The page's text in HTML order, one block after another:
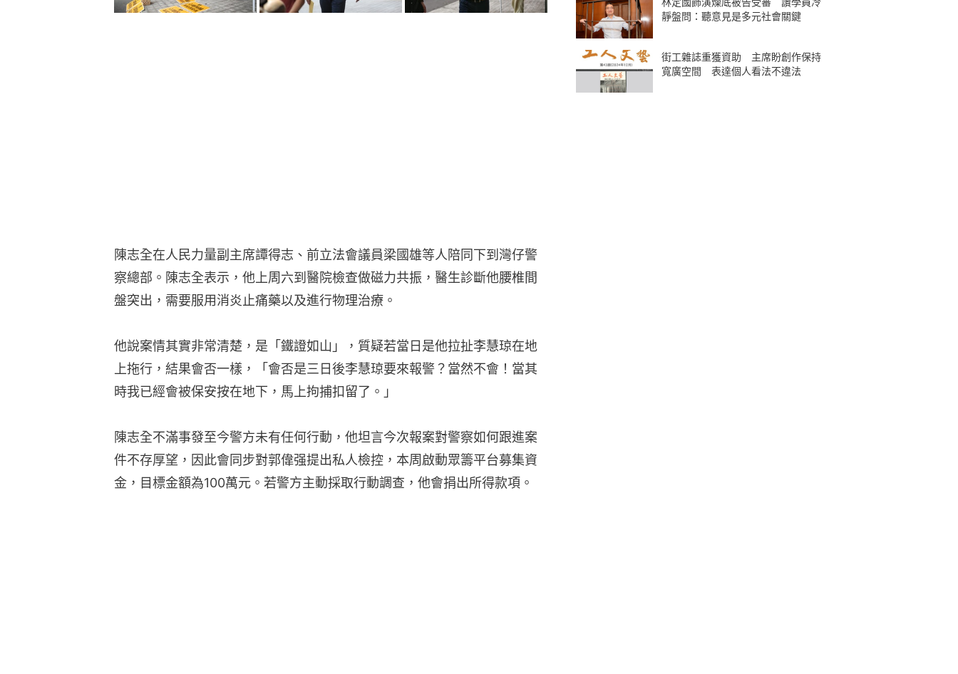
陳志全在人民力量副主席譚得志、前立法會議員梁國雄等人陪同下到灣仔警
察總部。陳志全表示，他上周六到醫院檢查做磁力共振，醫生診斷他腰椎間
盤突出，需要服用消炎止痛藥以及進行物理治療。
他說案情其實非常清楚，是「鐵證如山」，質疑若當日是他拉扯李慧琼在地
上拖行，結果會否一樣，「會否是三日後李慧琼要來報警？當然不會！當其
時我已經會被保安按在地下，馬上拘捕扣留了。」
陳志全不滿事發至今警方未有任何行動，他坦言今次報案對警察如何跟進案
件不存厚望，因此會同步對郭偉强提出私人檢控，本周啟動眾籌平台募集資
金，目標金額為100萬元。若警方主動採取行動調查，他會捐出所得款項。
靜盤問：聽意見是多元社會關鍵
街工雜誌重獲資助 主席盼創作保持
寬廣空間 表達個人看法不違法